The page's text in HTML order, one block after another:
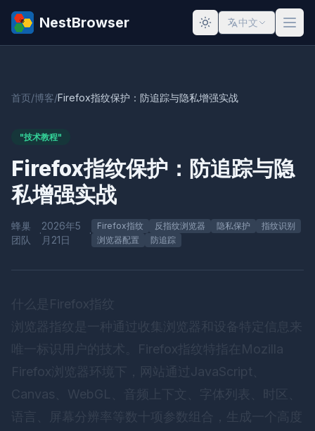
NestBrowser 中文
首页/博客/Firefox指纹保护：防追踪与隐私增强实战
"技术教程"
Firefox指纹保护：防追踪与隐
私增强实战
蜂巢
团队
·
2026年5
月21日
·
Firefox指纹 反指纹浏览器 隐私保护
指纹识别
浏览器配置
防追踪
什么是Firefox指纹
浏览器指纹是一种通过收集浏览器和设备特定信息来
唯一标识用户的技术。Firefox指纹特指在Mozilla
Firefox浏览器环境下，网站通过JavaScript、
Canvas、WebGL、音频上下文、字体列表、时区、
语言、屏幕分辨率等数十项参数组合，生成一个高度